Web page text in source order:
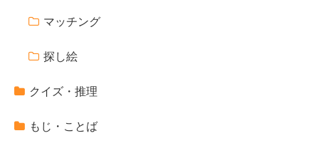
マッチング
探し絵
クイズ・推理
もじ・ことば